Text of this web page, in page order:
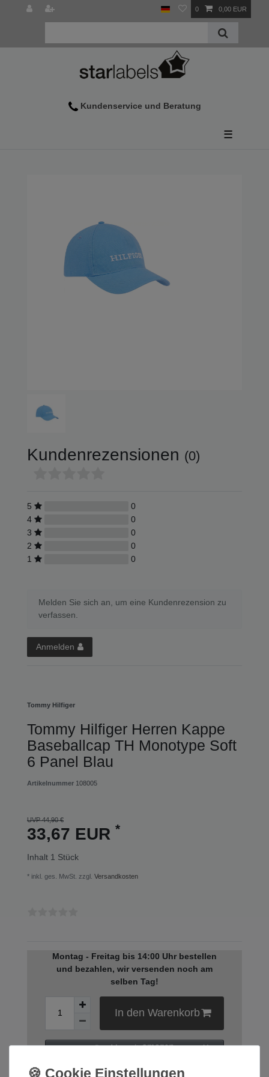
0 0,00 EUR
Kundenservice und Beratung
Wir helfen Ihnen gerne weiter
Bestellung
Montag - Freitag 9:00 - 15:00 Uhr
Widerruf und Rücksendung
Informationen zum Widerruf Ihres Einkauf und Rücksendung
Bei Fragen zu Ihrer Bestellung
Um Ihre Anfrage rasch beantworten zu können, halten Sie
☰
Kundenrezensionen (0)
5
0
4
0
3
0
2
0
1
0
Melden Sie sich an, um eine Kundenrezension zu
verfassen.
Anmelden
Tommy Hilfiger
Tommy Hilfiger Herren Kappe
Baseballcap TH Monotype Soft
6 Panel Blau
Artikelnummer 108005
UVP 44,90 €
33,67 EUR *
Inhalt 1 Stück
* inkl. ges. MwSt. zzgl. Versandkosten
Montag - Freitag bis 14:00 Uhr bestellen
und bezahlen, wir versenden noch am
selben Tag!
In den Warenkorb